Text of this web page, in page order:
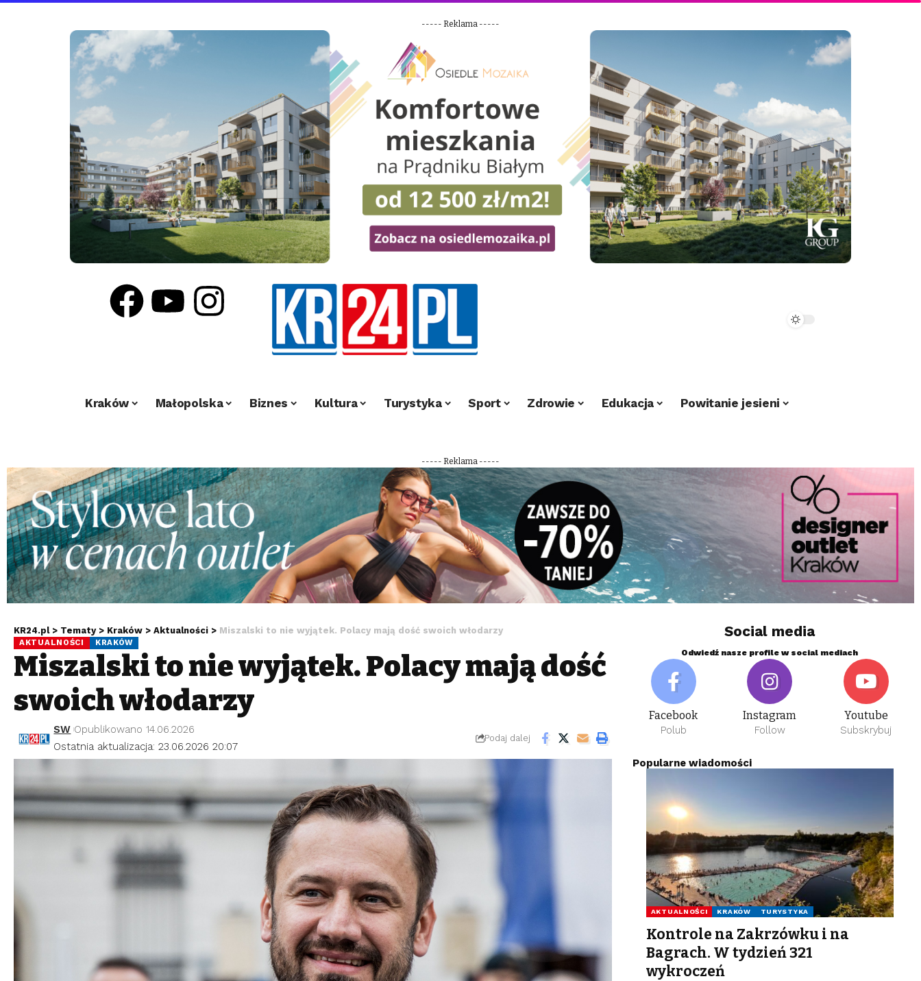
----- Reklama -----
Kraków Małopolska Biznes Kultura Turystyka Sport Zdrowie Edukacja Powitanie jesieni
----- Reklama -----
KR24.pl> Tematy> Kraków > Aktualności > Miszalski to nie wyjątek. Polacy mają dość swoich włodarzy
AKTUALNOŚCI KRAKÓW
Miszalski to nie wyjątek. Polacy mają dość
swoich włodarzy
Ostatnia aktualizacja: 23.06.2026 20:07
SW Opublikowano 14.06.2026
Podaj dalej
Social media
Odwiedź nasze profile w social mediach
Facebook
Polub
Instagram
Follow
Youtube
Subskrybuj
Popularne wiadomości
AKTUALNOŚCI KRAKÓW TURYSTYKA
Kontrole na Zakrzówku i na
Bagrach. W tydzień 321
wykroczeń